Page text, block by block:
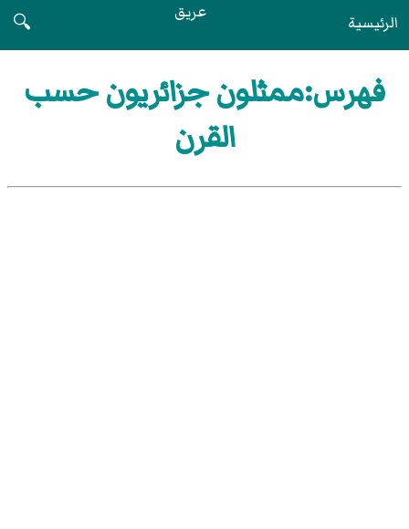
الرئيسية عريق
🔍
فهرس:ممثلون جزائريون حسب
القرن